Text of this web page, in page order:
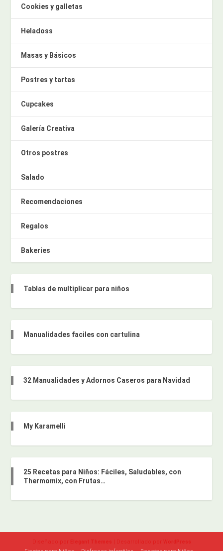
Cookies y galletas
Heladoss
Masas y Básicos
Postres y tartas
Cupcakes
Galería Creativa
Otros postres
Salado
Recomendaciones
Regalos
Bakeries
Tablas de multiplicar para niños
Manualidades faciles con cartulina
32 Manualidades y Adornos Caseros para Navidad
My Karamelli
25 Recetas para Niños: Fáciles, Saludables, con
Thermomix, con Frutas…
Diseñado por Elegant Themes | Desarrollado por WordPress